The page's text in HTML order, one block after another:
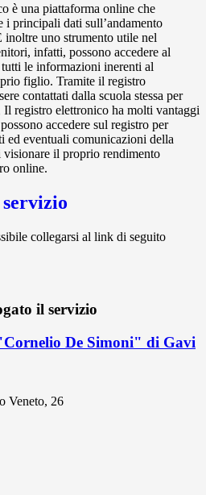
è una piattaforma online che
i principali dati sull’andamento
uno strumento utile nel
infatti, possono accedere al
le informazioni inerenti al
figlio. Tramite il registro
contattati dalla scuola stessa per
registro elettronico ha molti vantaggi
accedere sul registro per
ed eventuali comunicazioni della
il proprio rendimento
online.
servizio
collegarsi al link di seguito
il servizio
De Simoni" di Gavi
Veneto, 26